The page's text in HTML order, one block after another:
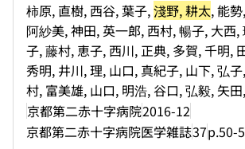
柿原, 直樹, 西谷, 葉子,淺野, 耕太, 能
阿紗美, 神田, 英一郎, 西村, 暢子, 大西,
子, 藤村, 恵子, 西川, 正典, 多賀, 千明,
秀明, 井川, 理, 山口, 真紀子, 山下, 弘
村, 富美雄, 山口, 明浩, 谷口, 弘毅, 矢
京都第二赤十字病院2016-12
京都第二赤十字病院医学雑誌37p.50-